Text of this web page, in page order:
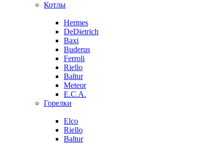
Котлы
Hermes
DeDietrich
Baxi
Buderus
Ferroli
Riello
Baltur
Meteor
E.C.A.
Горелки
Elco
Riello
Baltur